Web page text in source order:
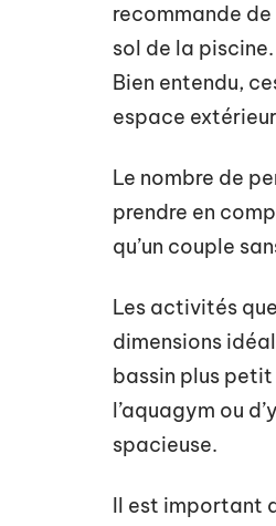
recommande
sol de la
Bien entendu,
espace
Le nombre de
prendre en
qu’un couple
Les activités
dimensions
bassin plus petit
l’aquagym ou
spacieuse.
Il est important